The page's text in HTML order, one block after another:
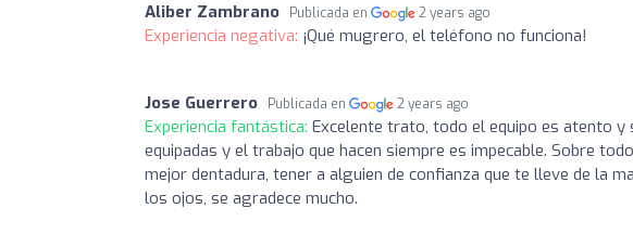
Aliber Zambrano Publicada en 2 years ago
Experiencia negativa: ¡Qué mugrero, el teléfono no funciona!
Jose Guerrero Publicada en 2 years ago
Experiencia fantástica: Excelente trato, todo el equipo es atento y
equipadas y el trabajo que hacen siempre es impecable. Sobre
mejor dentadura, tener a alguien de confianza que te lleve de la
los ojos, se agradece mucho.